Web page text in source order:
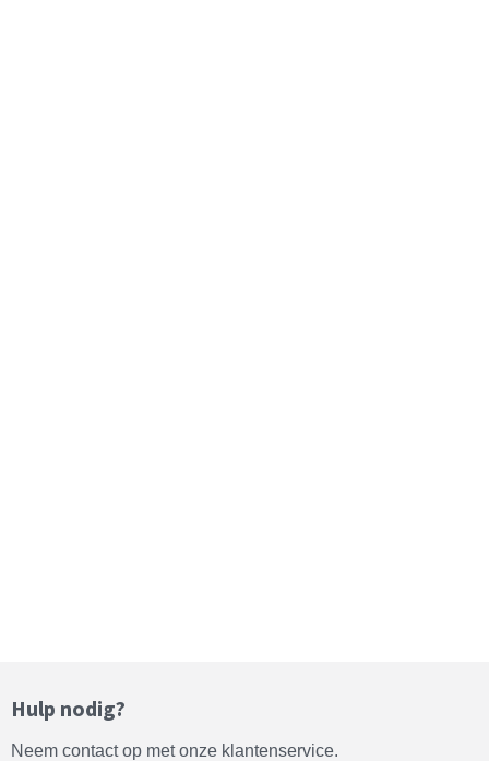
Hulp nodig?
Neem contact op met onze klantenservice.